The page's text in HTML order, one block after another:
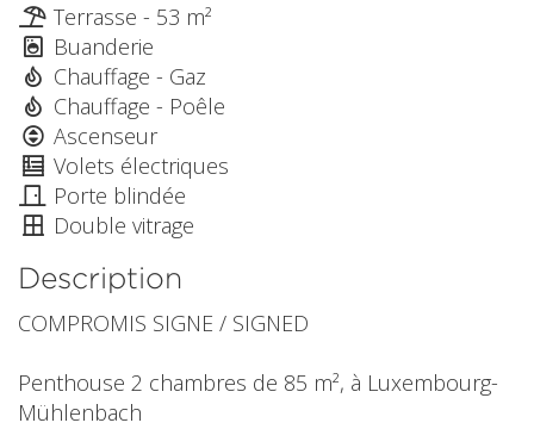
Terrasse - 53 m²
Buanderie
Chauffage - Gaz
Chauffage - Poêle
Ascenseur
Volets électriques
Porte blindée
Double vitrage
Description
COMPROMIS SIGNE / SIGNED
Penthouse 2 chambres de 85 m², à Luxembourg-
Mühlenbach